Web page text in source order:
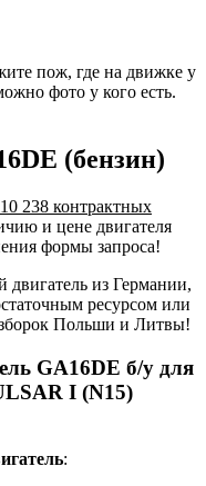
пож, где на движке у
фото у кого есть.
(бензин)
238 контрактных
и цене двигателя
формы запроса!
из Германии,
ресурсом или
Польши и Литвы!
GA16DE б/у для
I (N15)
: